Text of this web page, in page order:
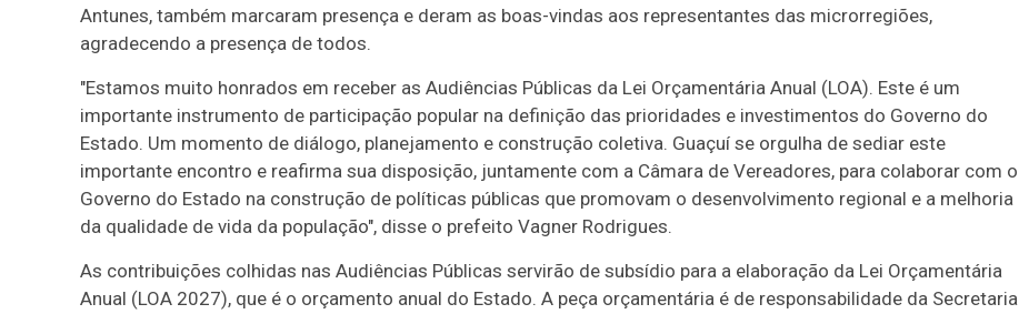
Antunes, também marcaram presença e deram as boas-vindas aos representantes das microrregiões,
agradecendo a presença de todos.
"Estamos muito honrados em receber as Audiências Públicas da Lei Orçamentária Anual (LOA). Este é um
importante instrumento de participação popular na definição das prioridades e investimentos do Governo do
Estado. Um momento de diálogo, planejamento e construção coletiva. Guaçuí se orgulha de sediar este
importante encontro e reafirma sua disposição, juntamente com a Câmara de Vereadores, para colaborar com o
Governo do Estado na construção de políticas públicas que promovam o desenvolvimento regional e a melhoria
da qualidade de vida da população", disse o prefeito Vagner Rodrigues.
As contribuições colhidas nas Audiências Públicas servirão de subsídio para a elaboração da Lei Orçamentária
Anual (LOA 2027), que é o orçamento anual do Estado. A peça orçamentária é de responsabilidade da Secretaria